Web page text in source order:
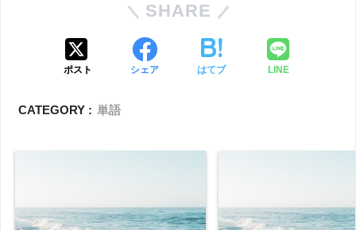
SHARE
ポスト シェア はてブ LINE
CATEGORY : 単語